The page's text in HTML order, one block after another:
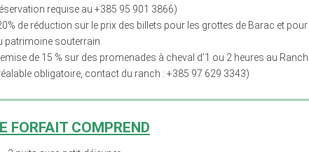
requise au +385 95 901 3866)
de réduction sur le prix des billets pour les grottes de Barac et
patrimoine souterrain
de 15 % sur des promenades à cheval d’1 ou 2 heures au
obligatoire, contact du ranch : +385 97 629 3343)
FORFAIT COMPREND